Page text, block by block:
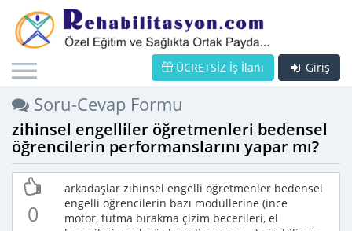
Giriş
ÜCRETSİZ İş İlanı
Soru-Cevap Formu
zihinsel engelliler öğretmenleri bedensel
öğrencilerin performanslarını yapar mı?
0
arkadaşlar zihinsel engelli öğretmenler bedensel
engelli öğrencilerin bazı modüllerine (ince
motor, tutma bırakma çizim becerileri, el